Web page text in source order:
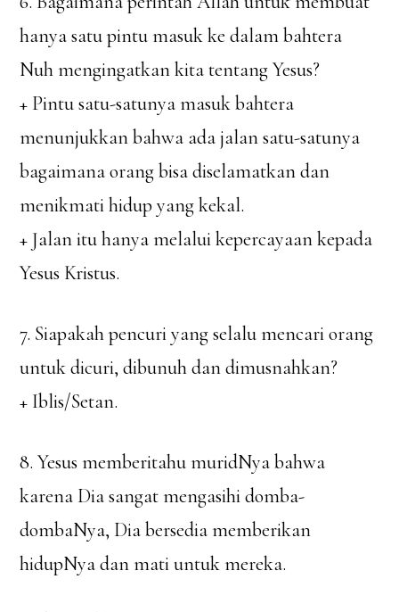
hanya satu pintu masuk ke dalam bahtera
Nuh mengingatkan kita tentang Yesus?
+ Pintu satu-satunya masuk bahtera
menunjukkan bahwa ada jalan satu-satunya
bagaimana orang bisa diselamatkan dan
menikmati hidup yang kekal.
+ Jalan itu hanya melalui kepercayaan kepada
Yesus Kristus.
7. Siapakah pencuri yang selalu mencari orang
untuk dicuri, dibunuh dan dimusnahkan?
+ Iblis/Setan.
8. Yesus memberitahu muridNya bahwa
karena Dia sangat mengasihi domba-
dombaNya, Dia bersedia memberikan
hidupNya dan mati untuk mereka.